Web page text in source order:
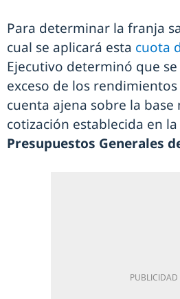
Para determinar la franja
cual se aplicará esta cuota
Ejecutivo determinó que
exceso de los
cuenta ajena sobre la base
cotización establecida en la
Presupuestos Generales